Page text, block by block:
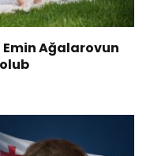
Ağalarovun